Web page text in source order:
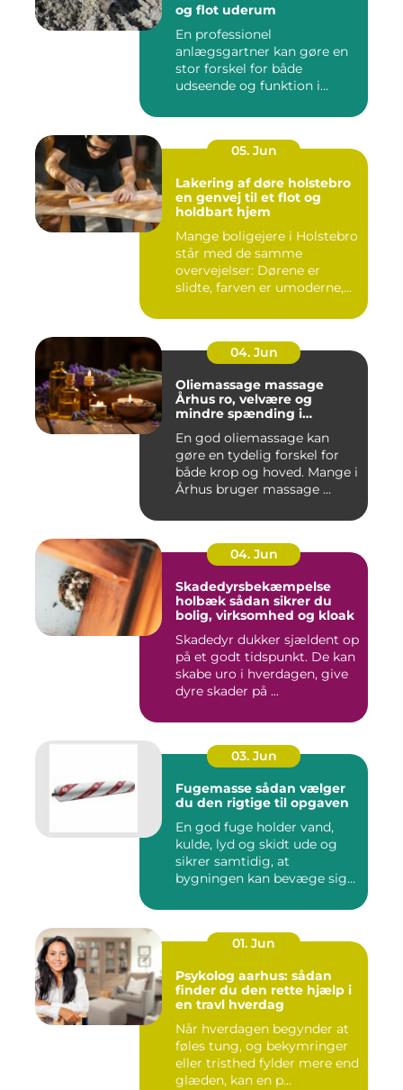
og flot uderum
En professionel
anlægsgartner kan gøre en
stor forskel for både
udseende og funktion i
05. Jun
Lakering af døre holstebro
en genvej til et flot og
holdbart hjem
Mange boligejere i Holstebro
står med de samme
overvejelser: Dørene er
slidte, farven er umoderne,
04. Jun
Oliemassage massage
Århus ro, velvære og
mindre spænding i
En god oliemassage kan
gøre en tydelig forskel for
både krop og hoved. Mange i
Århus bruger massage ...
04. Jun
Skadedyrsbekæmpelse
holbæk sådan sikrer du
bolig, virksomhed og kloak
Skadedyr dukker sjældent op
på et godt tidspunkt. De kan
skabe uro i hverdagen, give
dyre skader på ...
03. Jun
Fugemasse sådan vælger
du den rigtige til opgaven
En god fuge holder vand,
kulde, lyd og skidt ude og
sikrer samtidig, at
bygningen kan bevæge sig
01. Jun
Psykolog aarhus: sådan
finder du den rette hjælp i
en travl hverdag
Når hverdagen begynder at
føles tung, og bekymringer
eller tristhed fylder mere end
glæden, kan en p...